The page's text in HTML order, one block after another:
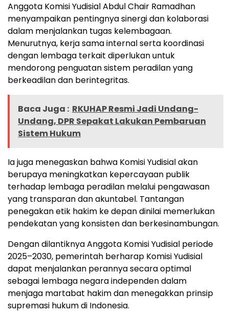
Anggota Komisi Yudisial Abdul Chair Ramadhan
menyampaikan pentingnya sinergi dan kolaborasi
dalam menjalankan tugas kelembagaan.
Menurutnya, kerja sama internal serta koordinasi
dengan lembaga terkait diperlukan untuk
mendorong penguatan sistem peradilan yang
berkeadilan dan berintegritas.
Baca Juga : RKUHAP Resmi Jadi Undang-
Undang, DPR Sepakat Lakukan Pembaruan
Sistem Hukum
Ia juga menegaskan bahwa Komisi Yudisial akan
berupaya meningkatkan kepercayaan publik
terhadap lembaga peradilan melalui pengawasan
yang transparan dan akuntabel. Tantangan
penegakan etik hakim ke depan dinilai memerlukan
pendekatan yang konsisten dan berkesinambungan.
Dengan dilantiknya Anggota Komisi Yudisial periode
2025–2030, pemerintah berharap Komisi Yudisial
dapat menjalankan perannya secara optimal
sebagai lembaga negara independen dalam
menjaga martabat hakim dan menegakkan prinsip
supremasi hukum di Indonesia.